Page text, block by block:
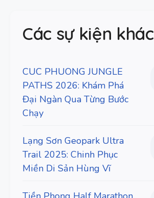
Các sự kiện khác
CUC PHUONG JUNGLE
PATHS 2026: Khám Phá
Đại Ngàn Qua Từng Bước
Chạy
Lạng Sơn Geopark Ultra
Trail 2025: Chinh Phục
Miền Di Sản Hùng Vĩ